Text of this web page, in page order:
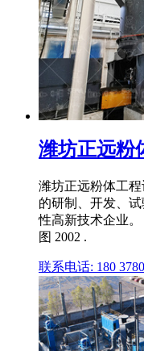
潍坊正远粉
潍坊正远粉体工
的研制、开发、
性高新技术企业
图 2002 .
联系电话: 180